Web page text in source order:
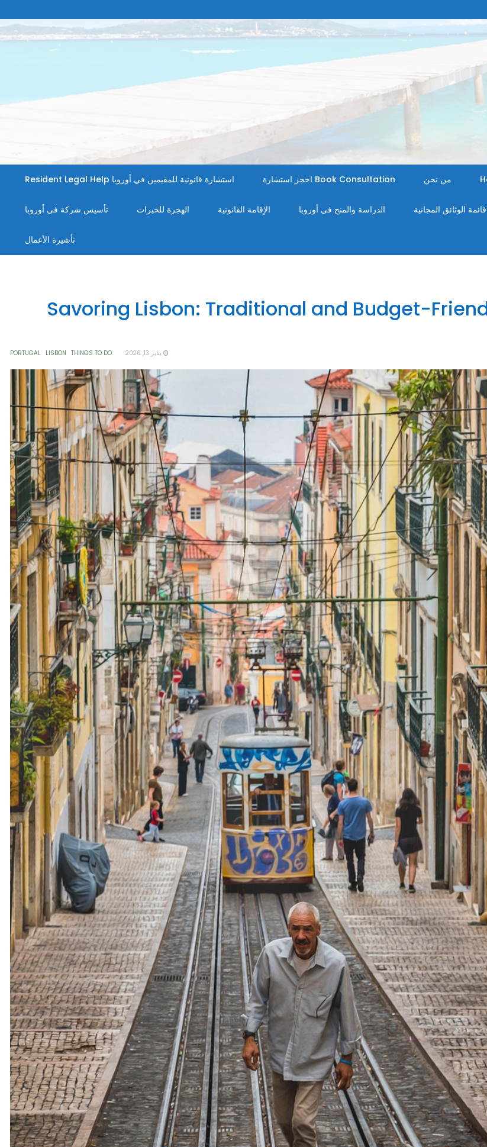
من نحن Book Consultation احجز استشارة استشارة قانونية للمقيمين في أوروبا Resident Legal Help
الدراسة والمنح في أوروبا الإقامة القانونية الهجرة للخبرات تأسيس شركة في أوروبا
تأشيرة الأعمال
Savoring Lisbon: Traditional and Budget-
يناير 13, 2026 THINGS TO DO
LISBON
PORTUGAL